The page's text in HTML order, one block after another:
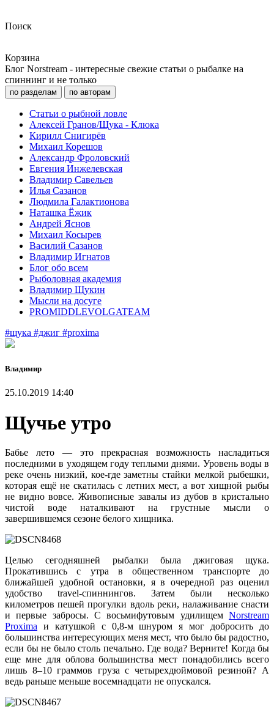
Поиск
Корзина
Блог Norstream - интересные свежие статьи о рыбалке на
спиннинг и не только
по разделам по авторам
Статьи о рыбной ловле
Алексей Гранов/Щука - Клюка
Кирилл Снигирёв
Михаил Корешов
Александр Фроловский
Евгения Инжелевская
Владимир Савельев
Илья Сазанов
Людмила Галактионова
Наташка Ёжик
Андрей Яснов
Михаил Косырев
Василий Сазанов
Владимир Игнатов
Блог обо всем
Рыболовная академия
Владимир Щукин
Мысли на досуге
PROMIDDLEVOLGATEAM
#щука #джиг #proxima
Владимир
25.10.2019 14:40
Щучье утро
Бабье лето — это прекрасная возможность насладиться
последними в уходящем году теплыми днями. Уровень воды в
реке очень низкий, кое-где заметны стайки мелкой рыбешки,
которая ещё не скатилась с летних мест, а вот хищной рыбы
не видно вовсе. Живописные завалы из дубов в кристально
чистой воде наталкивают на грустные мысли о
завершившемся сезоне белого хищника.
Целью сегодняшней рыбалки была джиговая щука.
Прокатившись с утра в общественном транспорте до
ближайшей удобной остановки, я в очередной раз оценил
удобство travel-спиннингов. Затем были несколько
километров пешей прогулки вдоль реки, налаживание снасти
и первые забросы. С восьмифутовым удилищем Norstream
Proxima и катушкой с 0,8-м шнуром я мог добросить до
большинства интересующих меня мест, что было бы радостно,
если бы не было столь печально. Где вода? Верните! Когда бы
еще мне для облова большинства мест понадобились всего
лишь 8–10 граммов груза с четырехдюймовой резиной? А
ведь раньше меньше восемнадцати не опускался.